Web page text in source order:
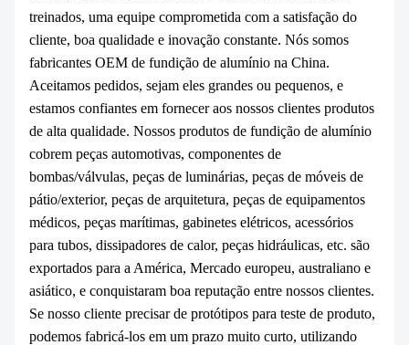
treinados, uma equipe comprometida com a satisfação do
cliente, boa qualidade e inovação constante. Nós somos
fabricantes OEM de fundição de alumínio na China.
Aceitamos pedidos, sejam eles grandes ou pequenos, e
estamos confiantes em fornecer aos nossos clientes produtos
de alta qualidade. Nossos produtos de fundição de alumínio
cobrem peças automotivas, componentes de
bombas/válvulas, peças de luminárias, peças de móveis de
pátio/exterior, peças de arquitetura, peças de equipamentos
médicos, peças marítimas, gabinetes elétricos, acessórios
para tubos, dissipadores de calor, peças hidráulicas, etc. são
exportados para a América, Mercado europeu, australiano e
asiático, e conquistaram boa reputação entre nossos clientes.
Se nosso cliente precisar de protótipos para teste de produto,
podemos fabricá-los em um prazo muito curto, utilizando